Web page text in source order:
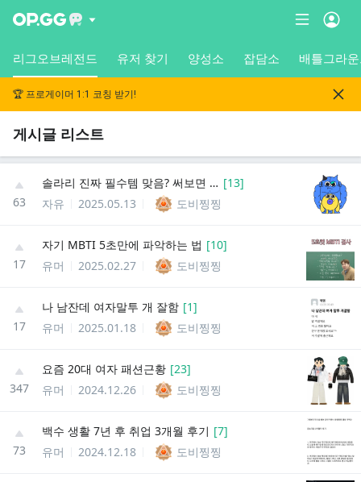
리그오브레전드 유저 찾기 양성소 잡담소 배틀그라
🏆 프로게이머 1:1 코칭 받기!
게시글 리스트
63
솔라리 진짜 필수템 맞음? 써보면 좀 애매한데 [13]
자유
2025.05.13 도비찡찡
17
자기 MBTI 5초만에 파악하는 법 [10]
유머
2025.02.27 도비찡찡
17
나 남잔데 여자말투 개 잘함 [1]
유머
2025.01.18 도비찡찡
347
요즘 20대 여자 패션근황 [23]
유머
2024.12.26 도비찡찡
73
백수 생활 7년 후 취업 3개월 후기 [7]
유머
2024.12.18 도비찡찡